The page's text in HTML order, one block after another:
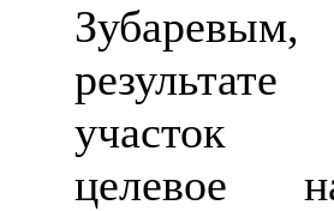
участок
целевое